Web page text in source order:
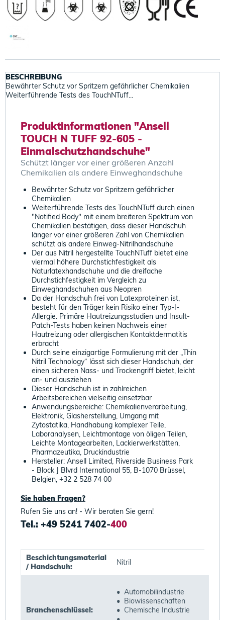
BESCHREIBUNG
Bewährter Schutz vor Spritzern gefährlicher Chemikalien
Weiterführende Tests des TouchNTuff...
Produktinformationen "Ansell
TOUCH N TUFF 92-605 -
Einmalschutzhandschuhe"
Schützt länger vor einer größeren Anzahl
Chemikalien als andere Einweghandschuhe
Bewährter Schutz vor Spritzern gefährlicher
Chemikalien
Weiterführende Tests des TouchNTuff durch einen
"Notified Body" mit einem breiteren Spektrum von
Chemikalien bestätigen, dass dieser Handschuh
länger vor einer größeren Zahl von Chemikalien
schützt als andere Einweg-Nitrilhandschuhe
Der aus Nitril hergestellte TouchNTuff bietet eine
viermal höhere Durchstichfestigkeit als
Naturlatexhandschuhe und die dreifache
Durchstichfestigkeit im Vergleich zu
Einweghandschuhen aus Neopren
Da der Handschuh frei von Latexproteinen ist,
besteht für den Träger kein Risiko einer Typ-I-
Allergie. Primäre Hautreizungsstudien und Insult-
Patch-Tests haben keinen Nachweis einer
Hautreizung oder allergischen Kontaktdermatitis
erbracht
Durch seine einzigartige Formulierung mit der „Thin
Nitril Technology“ lässt sich dieser Handschuh, der
einen sicheren Nass- und Trockengriff bietet, leicht
an- und ausziehen
Dieser Handschuh ist in zahlreichen
Arbeitsbereichen vielseitig einsetzbar
Anwendungsbereiche: Chemikalienverarbeitung,
Elektronik, Glasherstellung, Umgang mit
Zytostatika, Handhabung komplexer Teile,
Laboranalysen, Leichtmontage von öligen Teilen,
Leichte Montagearbeiten, Lackierwerkstätten,
Pharmazeutika, Druckindustrie
Hersteller: Ansell Limited, Riverside Business Park
- Block J Blvrd International 55, B-1070 Brüssel,
Belgien, +32 2 528 74 00
Sie haben Fragen?
Rufen Sie uns an! - Wir beraten Sie gern!
Tel.: +49 5241 7402-400
Beschichtungsmaterial
/ Handschuh:
Nitril
Branchenschlüssel:
• Automobilindustrie
• Biowissenschaften
• Chemische Industrie